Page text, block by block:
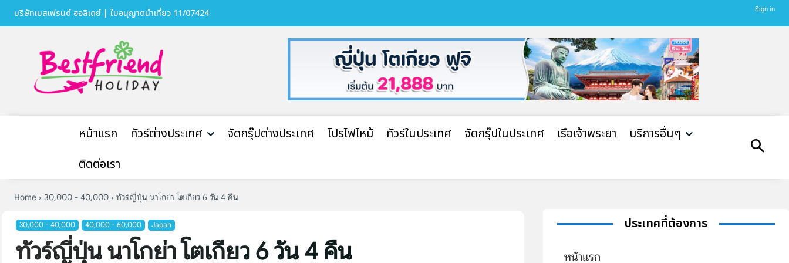
บริษัทเบสเฟรนด์ ฮอลิเดย์ | ใบอนุญาตนำเที่ยว 11/07424 Sign in
หน้าแรก ทัวร์ต่างประเทศ จัดกรุ๊ปต่างประเทศ โปรไฟไหม้ ทัวร์ในประเทศ จัดกรุ๊ปในประเทศ เรือเจ้าพระยา
บริการอื่นๆ
ติดต่อเรา
Home 30,000 - 40,000 ทัวร์ญี่ปุ่น นาโกย่า โตเกียว 6 วัน 4 คืน
30,000 - 40,000 40,000 - 60,000 Japan
ทัวร์ญี่ปุ่น นาโกย่า โตเกียว 6 วัน 4 คืน
ประเทศที่ต้องการ
หน้าแรก